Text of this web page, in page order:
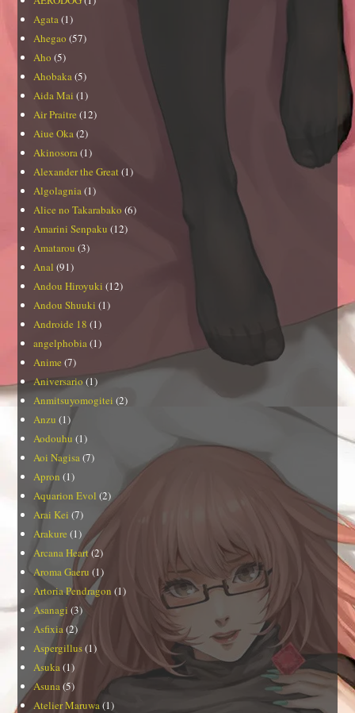
Agata(1)
Ahegao (57)
Aho (5)
Ahobaka(5)
Aida Mai (1)
Air Praitre (12)
Aiue Oka(2)
Akinosora(1)
Alexander the Great(1)
Algolagnia(1)
Alice no Takarabako (6)
Amarini Senpaku (12)
Amatarou (3)
Anal (91)
Andou Hiroyuki (12)
Andou Shuuki (1)
Androide 18 (1)
angelphobia(1)
Anime (7)
Aniversario(1)
Anmitsuyomogitei (2)
Anzu (1)
Aodouhu (1)
Aoi Nagisa(7)
Apron (1)
Aquarion Evol (2)
Arai Kei (7)
Arakure (1)
Arcana Heart(2)
Aroma Gaeru (1)
Artoria Pendragon (1)
Asanagi (3)
Asfixia(2)
Aspergillus(1)
Asuka(1)
Asuna(5)
Atelier Maruwa(1)